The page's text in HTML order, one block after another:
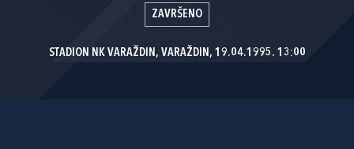
ZAVRŠENO
STADION NK VARAŽDIN, VARAŽDIN, 19.04.1995. 13:00